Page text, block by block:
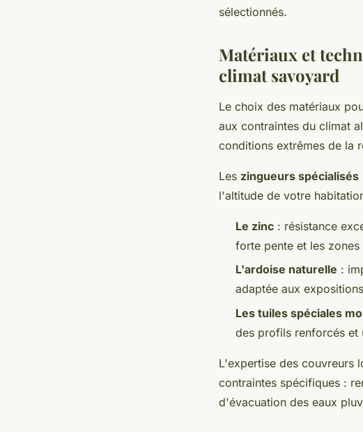
sélectionnés.
Matériaux et
climat savoyard
Le choix des matériaux
aux contraintes du climat
conditions extrêmes de la
Les zingueurs spécialisés
l'altitude de votre
Le zinc : résistance
forte pente et les
L'ardoise naturelle :
adaptée aux
Les tuiles spéciales
des profils renforcés et
L'expertise des couvreurs
contraintes spécifiques :
d'évacuation des eaux